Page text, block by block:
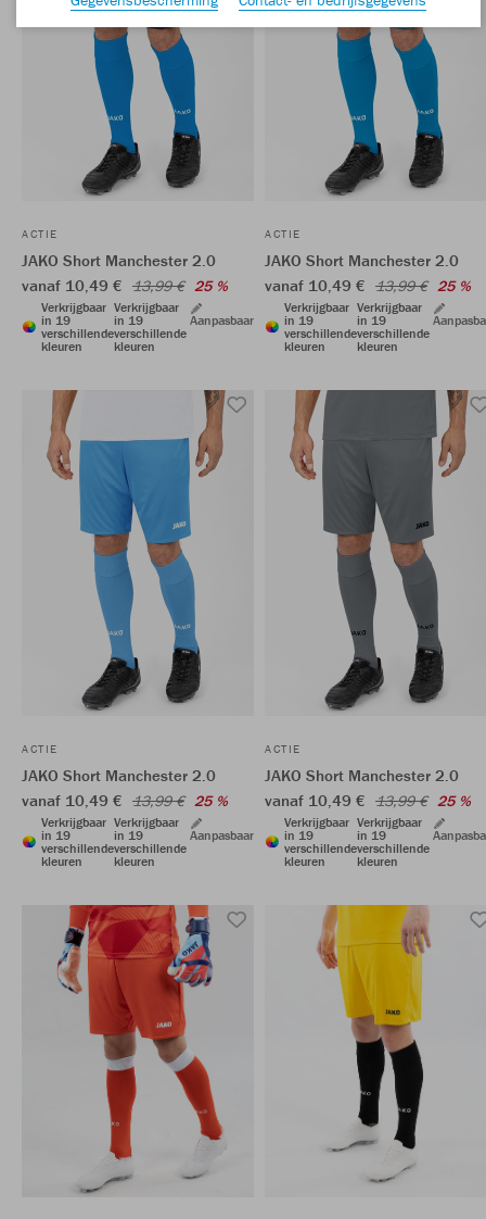
ACTIE
JAKO Short Manchester 2.0
vanaf 10,49 € 13,99 € 25 %
Verkrijgbaar
in 19
verschillende
kleuren
Verkrijgbaar
in 19
verschillende
kleuren
Aanpasbaar
ACTIE
JAKO Short Manchester 2.0
vanaf 10,49 € 13,99 € 25 %
Verkrijgbaar
in 19
verschillende
kleuren
Verkrijgbaar
in 19
verschillende
kleuren
ACTIE
JAKO Short Manchester 2.0
vanaf 10,49 € 13,99 € 25 %
Verkrijgbaar
in 19
verschillende
kleuren
Verkrijgbaar
in 19
verschillende
kleuren
Aanpasbaar
ACTIE
JAKO Short Manchester 2.0
vanaf 10,49 € 13,99 € 25 %
Verkrijgbaar
in 19
verschillende
kleuren
Verkrijgbaar
in 19
verschillende
kleuren